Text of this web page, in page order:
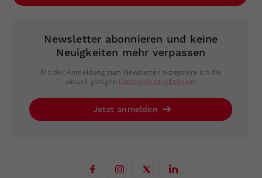
Newsletter abonnieren und keine
Neuigkeiten mehr verpassen
Mit der Anmeldung zum Newsletter akzeptiere ich die
aktuell gültigen Datenschutzrichtlinien.
Jetzt anmelden